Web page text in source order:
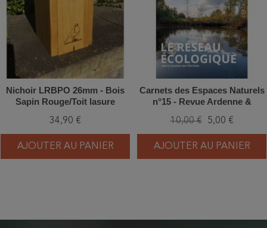
Nichoir LRBPO 26mm - Bois
Sapin Rouge/Toit lasure
34,90 €
AJOUTER AU PANIER
Carnets des Espaces Naturels
n°15 - Revue Ardenne &
10,00 € 5,00 €
AJOUTER AU PANIER